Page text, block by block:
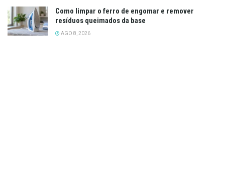
Como limpar o ferro de engomar e remover
resíduos queimados da base
AGO 8, 2026